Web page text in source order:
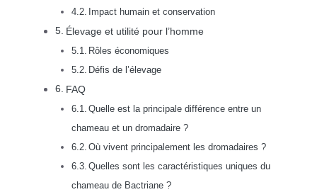
Impact humain et conservation
Élevage et utilité pour l’homme
Rôles économiques
Défis de l’élevage
FAQ
Quelle est la principale différence entre un
chameau et un dromadaire ?
Où vivent principalement les dromadaires ?
Quelles sont les caractéristiques uniques du
chameau de Bactriane ?